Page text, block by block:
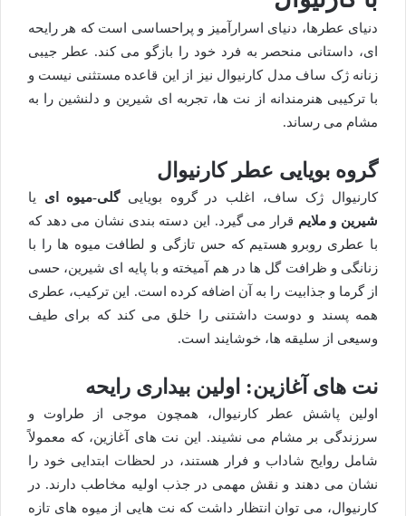
دنیای عطرها، دنیای اسرارآمیز و پراحساسی است که هر رایحه
ای، داستانی منحصر به فرد خود را بازگو می کند. عطر جیبی
زنانه ژک ساف مدل کارنیوال نیز از این قاعده مستثنی نیست و
با ترکیبی هنرمندانه از نت ها، تجربه ای شیرین و دلنشین را به
مشام می رساند.
گروه بویایی عطر کارنیوال
کارنیوال ژک ساف، اغلب در گروه بویاییگلی-میوه ای یا
شیرین و ملایم قرار می گیرد. این دسته بندی نشان می دهد که
با عطری روبرو هستیم که حس تازگی و لطافت میوه ها را با
زنانگی و ظرافت گل ها در هم آمیخته و با پایه ای شیرین، حسی
از گرما و جذابیت را به آن اضافه کرده است. این ترکیب، عطری
همه پسند و دوست داشتنی را خلق می کند که برای طیف
وسیعی از سلیقه ها، خوشایند است.
نت های آغازین: اولین بیداری رایحه
اولین پاشش عطر کارنیوال، همچون موجی از طراوت و
سرزندگی بر مشام می نشیند. این نت های آغازین، که معمولاً
شامل روایح شاداب و فرار هستند، در لحظات ابتدایی خود را
نشان می دهند و نقش مهمی در جذب اولیه مخاطب دارند. در
کارنیوال، می توان انتظار داشت که نت هایی از میوه های تازه